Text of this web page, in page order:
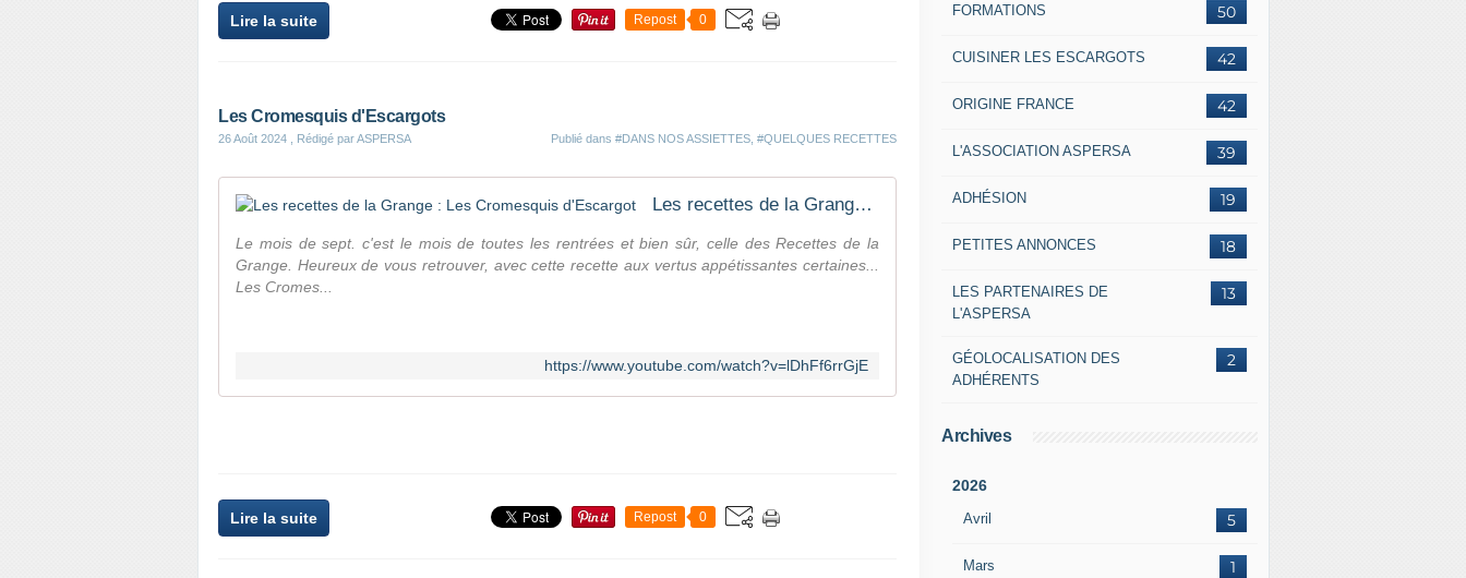
Lire la suite Repost 0
Les Cromesquis d'Escargots
26 Août 2024 , Rédigé par ASPERSA Publié dans #DANS NOS ASSIETTES #QUELQUES RECETTES
Les recettes de la Grange : Les Cromesquis d'Escargot
Le mois de sept. c'est le mois de toutes les rentrées et bien sûr, celle des Recettes de la
Grange. Heureux de vous retrouver, avec cette recette aux vertus appétissantes certaines...
Les Cromes...
https://www.youtube.com/watch?v=lDhFf6rrGjE
Lire la suite Repost 0
50
FORMATIONS
42
CUISINER LES ESCARGOTS
42
ORIGINE FRANCE
39
L'ASSOCIATION ASPERSA
19
ADHÉSION
18
PETITES ANNONCES
13
LES PARTENAIRES DE
L'ASPERSA
2
GÉOLOCALISATION DES
ADHÉRENTS
Archives
2026
Avril 5
Mars 1